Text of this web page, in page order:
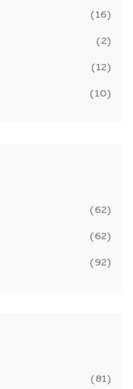
16
2
12
10
62
62
92
81